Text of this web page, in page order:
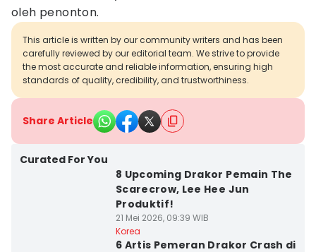
oleh penonton.
This article is written by our community writers and has been
carefully reviewed by our editorial team. We strive to provide
the most accurate and reliable information, ensuring high
standards of quality, credibility, and trustworthiness.
Share Article
Curated For You
8 Upcoming Drakor Pemain The
Scarecrow, Lee Hee Jun
Produktif!
21 Mei 2026, 09:39 WIB
Korea
6 Artis Pemeran Drakor Crash di